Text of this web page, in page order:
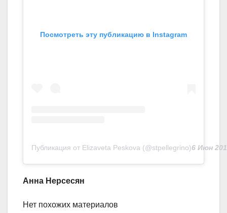
Посмотреть эту публикацию в Instagram
Публикация от Elizaveta Peskova (@stpellegrino)6 Июн
Анна Нерсесян
Нет похожих материалов